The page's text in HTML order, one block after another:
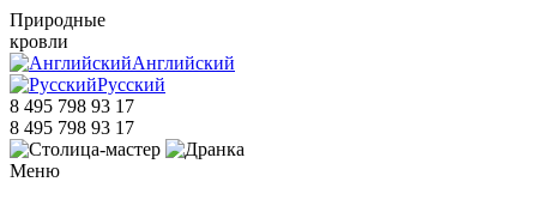
Природные
кровли
Английский
Русский
8 495 798 93 17
8 495 798 93 17
Меню